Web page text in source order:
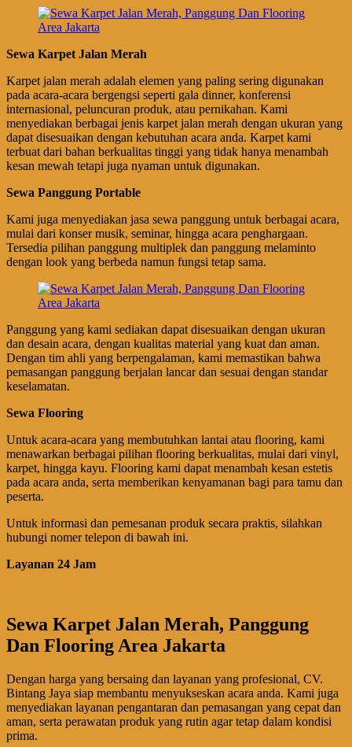
Sewa Karpet Jalan Merah
Karpet jalan merah adalah elemen yang paling sering digunakan
pada acara-acara bergengsi seperti gala dinner, konferensi
internasional, peluncuran produk, atau pernikahan. Kami
menyediakan berbagai jenis karpet jalan merah dengan ukuran yang
dapat disesuaikan dengan kebutuhan acara anda. Karpet kami
terbuat dari bahan berkualitas tinggi yang tidak hanya menambah
kesan mewah tetapi juga nyaman untuk digunakan.
Sewa Panggung Portable
Kami juga menyediakan jasa sewa panggung untuk berbagai acara,
mulai dari konser musik, seminar, hingga acara penghargaan.
Tersedia pilihan panggung multiplek dan panggung melaminto
dengan look yang berbeda namun fungsi tetap sama.
Panggung yang kami sediakan dapat disesuaikan dengan ukuran
dan desain acara, dengan kualitas material yang kuat dan aman.
Dengan tim ahli yang berpengalaman, kami memastikan bahwa
pemasangan panggung berjalan lancar dan sesuai dengan standar
keselamatan.
Sewa Flooring
Untuk acara-acara yang membutuhkan lantai atau flooring, kami
menawarkan berbagai pilihan flooring berkualitas, mulai dari vinyl,
karpet, hingga kayu. Flooring kami dapat menambah kesan estetis
pada acara anda, serta memberikan kenyamanan bagi para tamu dan
peserta.
Untuk informasi dan pemesanan produk secara praktis, silahkan
hubungi nomer telepon di bawah ini.
Layanan 24 Jam
Sewa Karpet Jalan Merah, Panggung
Dan Flooring Area Jakarta
Dengan harga yang bersaing dan layanan yang profesional, CV.
Bintang Jaya siap membantu menyukseskan acara anda. Kami juga
menyediakan layanan pengantaran dan pemasangan yang cepat dan
aman, serta perawatan produk yang rutin agar tetap dalam kondisi
prima.